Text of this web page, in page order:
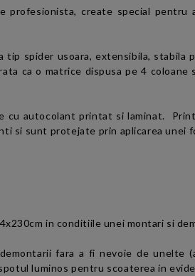
create special pentru
spider usoara, extensibila, stabila
ca o matrice dispusa pe 4 coloane
cu autocolant printat si laminat.
si sunt protejate prin aplicarea unei
in conditiile unei montari si
fara a fi nevoie de unelte
luminos pentru scoaterea in